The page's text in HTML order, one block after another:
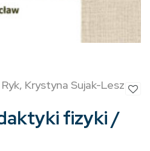
Krystyna Sujak-Lesz
fizyki /